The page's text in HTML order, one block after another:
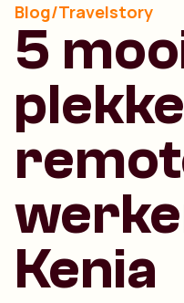
Blog/Travelstory
5
Kenia